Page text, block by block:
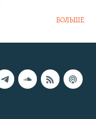
БОЛЬШЕ